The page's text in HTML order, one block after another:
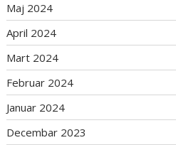
Maj 2024
April 2024
Mart 2024
Februar 2024
Januar 2024
Decembar 2023